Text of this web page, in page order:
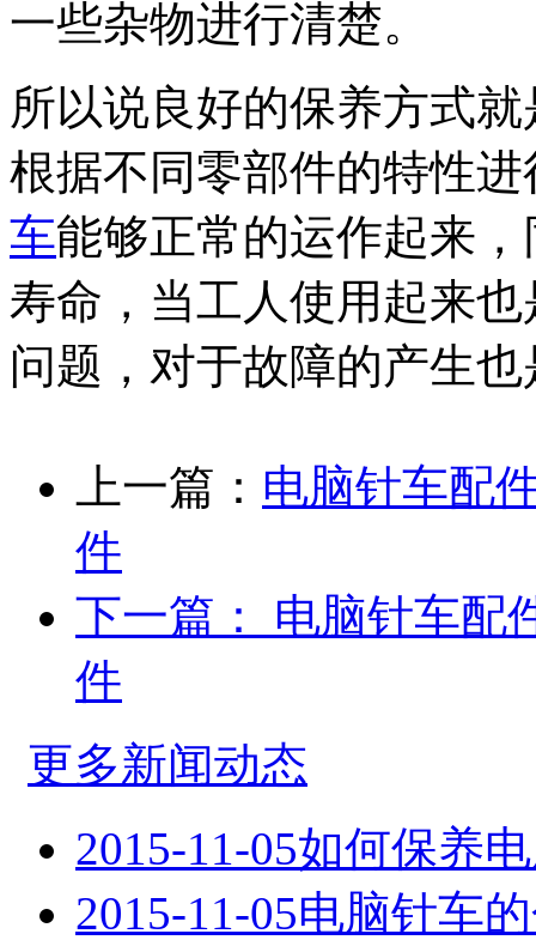
一些杂物进行清楚。
所以说良好的保养方式
根据不同零部件的特性
车能够正常的运作起来
寿命，当工人使用起来
问题，对于故障的产生
上一篇： 电脑针车配
件
下一篇：
电脑针车
件
更多新闻动态
2015-11-05如何保养
2015-11-05电脑针车